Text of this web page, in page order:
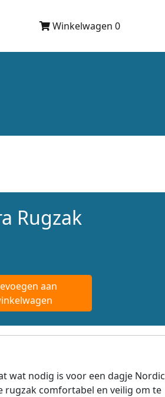
Winkelwagen 0
Rugzak
aan
wat nodig is voor een dagje Nordic
rugzak comfortabel en veilig om te